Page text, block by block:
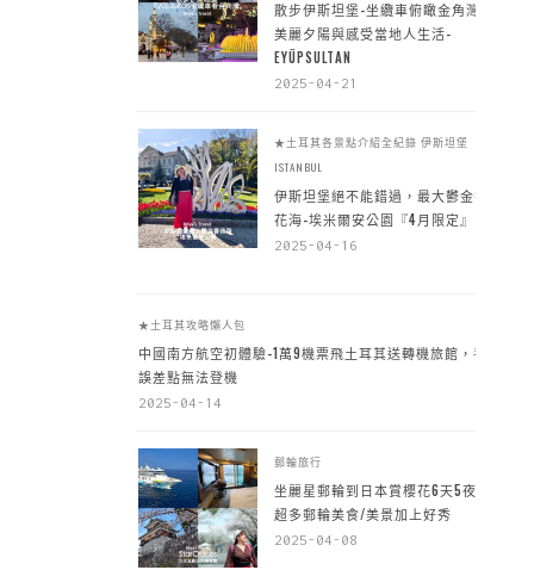
散步伊斯坦堡-坐纜車俯瞰金角灣
美麗夕陽與感受當地人生活-
EYÜPSULTAN
2025-04-21
★土耳其各景點介紹全紀錄 伊斯坦堡
ISTANBUL
伊斯坦堡絕不能錯過，最大鬱金香
花海-埃米爾安公園『4月限定』
2025-04-16
★土耳其攻略懶人包
中國南方航空初體驗-1萬9機票飛土耳其送轉機旅館，手
誤差點無法登機
2025-04-14
郵輪旅行
坐麗星郵輪到日本賞櫻花6天5夜，
超多郵輪美食/美景加上好秀
2025-04-08